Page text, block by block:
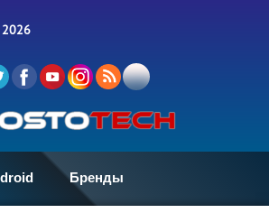
2026
Бренды